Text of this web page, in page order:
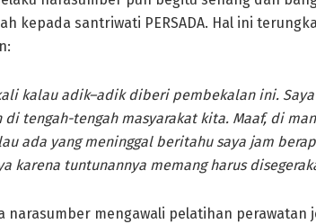
kepada santriwati PERSADA. Hal ini
kalau adik–adik diberi pembekalan ini. S
di tengah-tengah masyarakat kita. Maaf, di
ada yang meninggal beritahu saya jam
karena tuntunannya memang harus
narasumber mengawali pelatihan perawatan